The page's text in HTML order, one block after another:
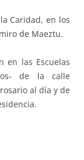
Caridad, en los
de Maeztu.
en las Escuelas
de la calle
al día y de